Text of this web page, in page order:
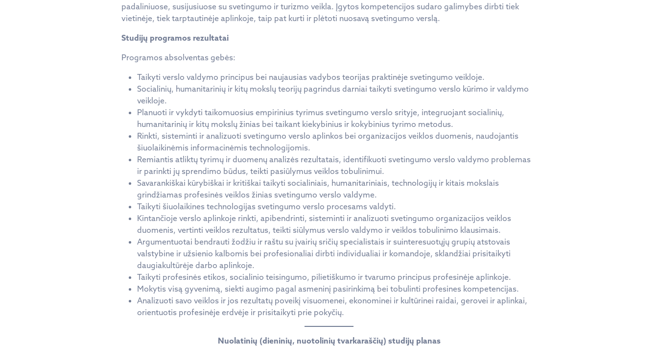
padaliniuose, susijusiuose su svetingumo ir turizmo veikla. Įgytos kompetencijos sudaro galimybes dirbti tiek
vietinėje, tiek tarptautinėje aplinkoje, taip pat kurti ir plėtoti nuosavą svetingumo verslą.
Studijų programos rezultatai
Programos absolventas gebės:
Taikyti verslo valdymo principus bei naujausias vadybos teorijas praktinėje svetingumo veikloje.
Socialinių, humanitarinių ir kitų mokslų teorijų pagrindus darniai taikyti svetingumo verslo kūrimo ir valdymo
veikloje.
Planuoti ir vykdyti taikomuosius empirinius tyrimus svetingumo verslo srityje, integruojant socialinių,
humanitarinių ir kitų mokslų žinias bei taikant kiekybinius ir kokybinius tyrimo metodus.
Rinkti, sisteminti ir analizuoti svetingumo verslo aplinkos bei organizacijos veiklos duomenis, naudojantis
šiuolaikinėmis informacinėmis technologijomis.
Remiantis atliktų tyrimų ir duomenų analizės rezultatais, identifikuoti svetingumo verslo valdymo problemas
ir parinkti jų sprendimo būdus, teikti pasiūlymus veiklos tobulinimui.
Savarankiškai kūrybiškai ir kritiškai taikyti socialiniais, humanitariniais, technologijų ir kitais mokslais
grindžiamas profesinės veiklos žinias svetingumo verslo valdyme.
Taikyti šiuolaikines technologijas svetingumo verslo procesams valdyti.
Kintančioje verslo aplinkoje rinkti, apibendrinti, sisteminti ir analizuoti svetingumo organizacijos veiklos
duomenis, vertinti veiklos rezultatus, teikti siūlymus verslo valdymo ir veiklos tobulinimo klausimais.
Argumentuotai bendrauti žodžiu ir raštu su įvairių sričių specialistais ir suinteresuotųjų grupių atstovais
valstybine ir užsienio kalbomis bei profesionaliai dirbti individualiai ir komandoje, sklandžiai prisitaikyti
daugiakultūrėje darbo aplinkoje.
Taikyti profesinės etikos, socialinio teisingumo, pilietiškumo ir tvarumo principus profesinėje aplinkoje.
Mokytis visą gyvenimą, siekti augimo pagal asmeninį pasirinkimą bei tobulinti profesines kompetencijas.
Analizuoti savo veiklos ir jos rezultatų poveikį visuomenei, ekonominei ir kultūrinei raidai, gerovei ir aplinkai,
orientuotis profesinėje erdvėje ir prisitaikyti prie pokyčių.
Nuolatinių (dieninių, nuotolinių tvarkaraščių) studijų planas